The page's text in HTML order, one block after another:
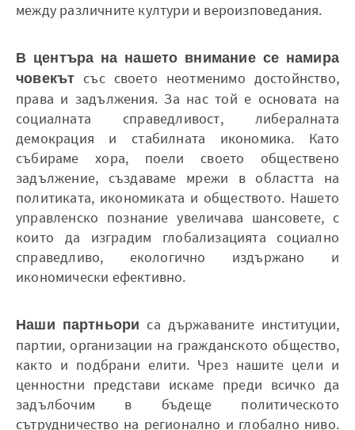
между различните култури и вероизповедания.
В центъра на нашето внимание се намира
човекът със своето неотменимо достойнство,
права и задължения. За нас той е основата на
социалната справедливост, либералната
демокрация и стабилната икономика. Като
събираме хора, поели своето обществено
задължение, създаваме мрежи в областта на
политиката, икономиката и обществото. Нашето
управленско познание увеличава шансовете, с
които да изградим глобализацията социално
справедливо, екологично издържано и
икономически ефективно.
Наши партньори са държаваните институции,
партии, организации на гражданското общество,
както и подбрани елити. Чрез нашите цели и
ценностни представи искаме преди всичко да
задълбочим в бъдеще политическото
сътрудничество на регионално и глобално ниво.